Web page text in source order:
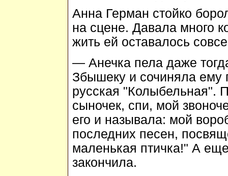
Анна Герман стойко
на сцене. Давала много
жить ей оставалось
— Анечка пела даже
Збышеку и сочиняла
русская "Колыбельная".
сыночек, спи, мой
его и называла: мой
последних песен,
маленькая птичка!" А
закончила.